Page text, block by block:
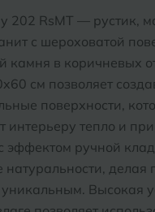
202 RsMT — рустик,
с шероховатой
камня в коричневых
см позволяет
поверхности,
интерьеру тепло и
эффектом ручной
делая
Высокая
Тула
У